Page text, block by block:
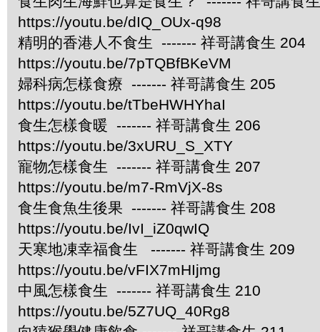
https://youtu.be/dIQ_OUx-q98
精明的香港人不食生 ------- 祥哥講食生 204
https://youtu.be/7pTQBfBKeVM
婦科病怎樣食療 ------- 祥哥講食生 205
https://youtu.be/tTbeHWHYhaI
食生怎樣食暖 ------- 祥哥講食生 206
https://youtu.be/3xURU_S_XTY
寵物怎樣食生 ------- 祥哥講食生 207
https://youtu.be/m7-RmVjX-8s
食生食魚生後果 ------- 祥哥講食生 208
https://youtu.be/IvI_iZ0qwIQ
天寒地凍幸福食生 ------- 祥哥講食生 209
https://youtu.be/vFIX7mHIjmg
中風怎樣食生 ------- 祥哥講食生 210
https://youtu.be/5Z7UQ_40Rg8